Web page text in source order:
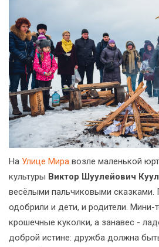
На Улице Мира возле маленькой
культуры Виктор Шуулейович
весёлыми пальчиковыми сказками.
одобрили и дети, и родители. Мини-
крошечные куколки, а занавес -
доброй истине: дружба должна